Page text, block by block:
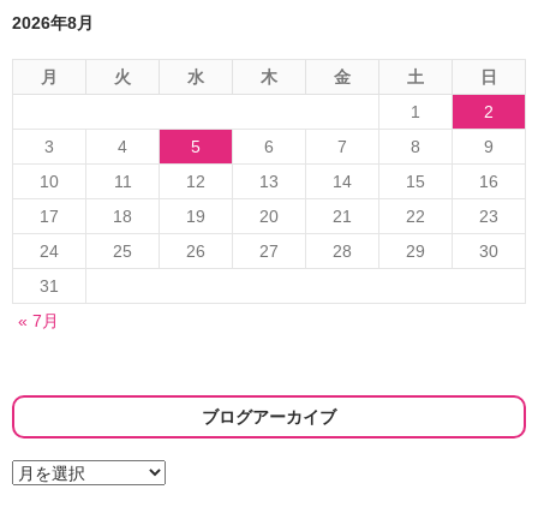
ン
2026年8月
月 火 水 木 金 土
日
1
2
3
4 5 6 7 8
9
10
11 12 13 14 15
16
17
18 19 20 21 22
23
24
25 26 27 28 29
30
31
« 7月
ブログアーカイブ
ブ
ロ